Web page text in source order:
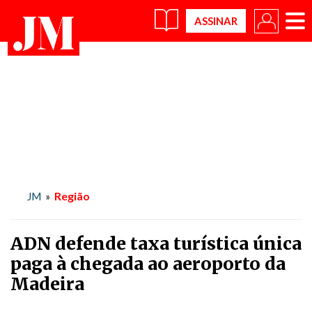
×
JM » Região
ADN defende taxa turística única
paga à chegada ao aeroporto da
Madeira